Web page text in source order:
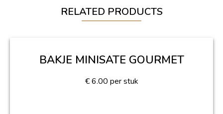
RELATED PRODUCTS
BAKJE MINISATE GOURMET
€ 6.00 per stuk